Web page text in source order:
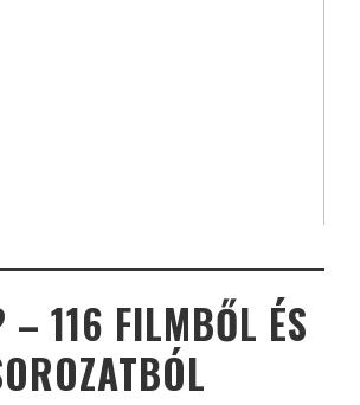
– 116 FILMBŐL ÉS